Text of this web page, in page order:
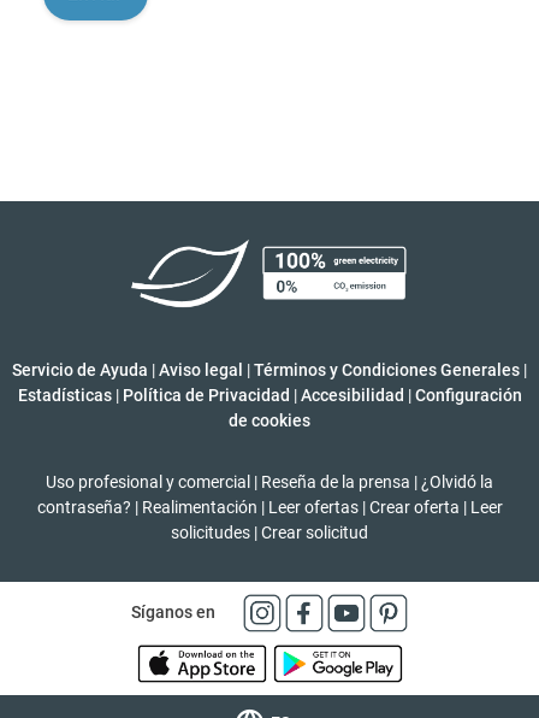
Servicio de Ayuda |Aviso legal |Términos y Condiciones Generales |
Estadísticas | Política de Privacidad | Accesibilidad | Configuración
de cookies
Uso profesional y comercial | Reseña de la prensa | ¿Olvidó la
contraseña? | Realimentación | Leer ofertas | Crear oferta | Leer
solicitudes |Crear solicitud
Síganos en